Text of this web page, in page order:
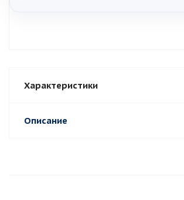
Описание
Характеристики